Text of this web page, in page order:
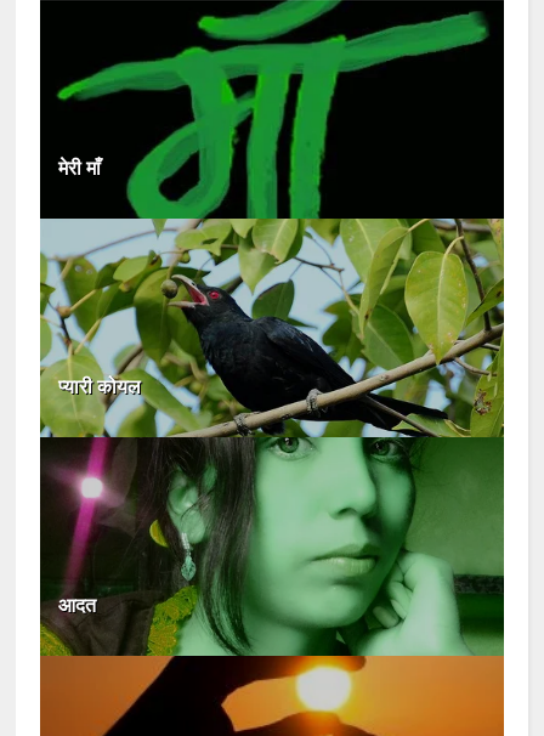
मेरी माँ
प्यारी कोयल
आदत